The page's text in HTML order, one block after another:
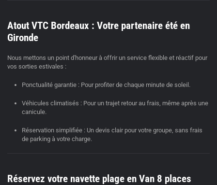
Atout VTC Bordeaux : Votre partenaire été en
Gironde
Nous mettons un point d'honneur à offrir un service flexible et réactif pour
vos sorties estivales :
Ponctualité garantie : Pour profiter de chaque minute de soleil.
Véhicules climatisés : Pour un trajet retour au frais, même après une
canicule.
Réservation simplifiée : Un devis clair pour votre groupe, sans frais
de parking à votre charge.
Réservez votre navette plage en Van 8 places